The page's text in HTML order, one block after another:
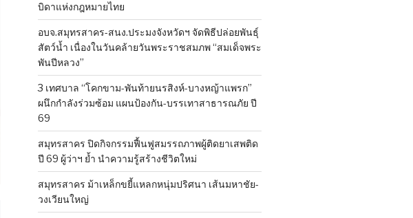
บิดาแห่งกฎหมายไทย
อบจ.สมุทรสาคร-สนง.ประมงจังหวัดฯ จัดพิธีปล่อยพันธุ์
สัตว์น้ำ เนื่องในวันคล้ายวันพระราชสมภพ “สมเด็จพระ
พันปีหลวง”
3 เทศบาล “โคกขาม-พันท้ายนรสิงห์-บางหญ้าแพรก”
ผนึกกำลังร่วมซ้อม แผนป้องกัน-บรรเทาสาธารณภัย ปี
69
สมุทรสาคร ปิดกิจกรรมฟื้นฟูสมรรถภาพผู้ติดยาเสพติด
ปี 69 ผู้ว่าฯ ย้ำ นำความรู้สร้างชีวิตใหม่
สมุทรสาคร ม้าเหล็กขยี้แหลกหนุ่มปริศนา เส้นมหาชัย-
วงเวียนใหญ่